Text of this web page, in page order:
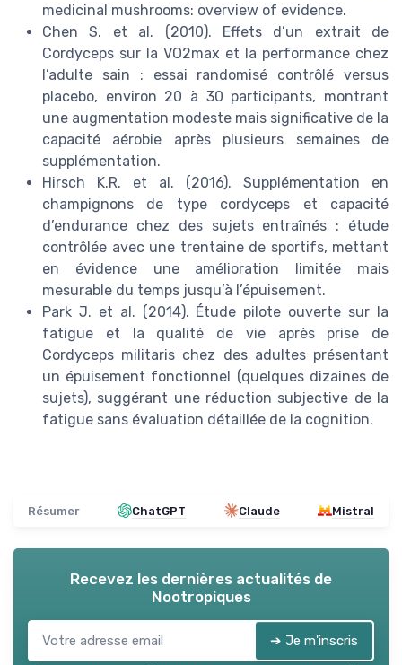
medicinal mushrooms: overview of evidence.
Chen S. et al. (2010). Effets d’un extrait de
Cordyceps sur la VO2max et la performance chez
l’adulte sain : essai randomisé contrôlé versus
placebo, environ 20 à 30 participants, montrant
une augmentation modeste mais significative de la
capacité aérobie après plusieurs semaines de
supplémentation.
Hirsch K.R. et al. (2016). Supplémentation en
champignons de type cordyceps et capacité
d’endurance chez des sujets entraînés : étude
contrôlée avec une trentaine de sportifs, mettant
en évidence une amélioration limitée mais
mesurable du temps jusqu’à l’épuisement.
Park J. et al. (2014). Étude pilote ouverte sur la
fatigue et la qualité de vie après prise de
Cordyceps militaris chez des adultes présentant
un épuisement fonctionnel (quelques dizaines de
sujets), suggérant une réduction subjective de la
fatigue sans évaluation détaillée de la cognition.
Résumer ChatGPT Claude Mistral
Recevez les dernières actualités de
Nootropiques
➔ Je m'inscris